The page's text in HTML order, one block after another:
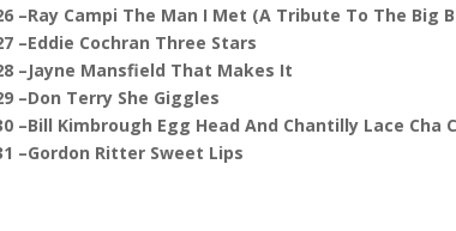
–Ray Campi The Man I Met (A Tribute To The Big
–Eddie Cochran Three Stars
–Jayne Mansfield That Makes It
–Don Terry She Giggles
–Bill Kimbrough Egg Head And Chantilly Lace Cha
–Gordon Ritter Sweet Lips